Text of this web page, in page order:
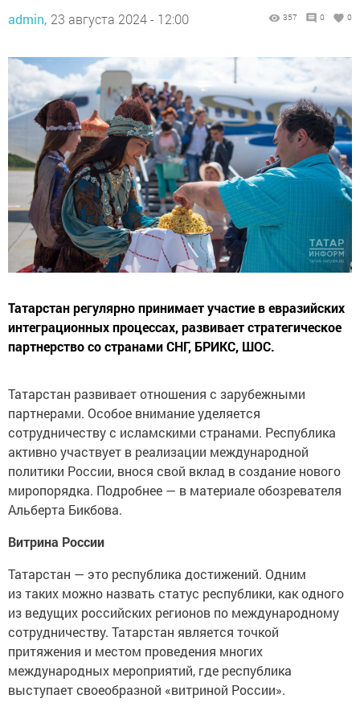
admin, 23 августа 2024 - 12:00 357 0 0
Татарстан регулярно принимает участие в евразийских
интеграционных процессах, развивает стратегическое
партнерство со странами СНГ, БРИКС, ШОС.
Татарстан развивает отношения с зарубежными
партнерами. Особое внимание уделяется
сотрудничеству с исламскими странами. Республика
активно участвует в реализации международной
политики России, внося свой вклад в создание нового
миропорядка. Подробнее — в материале обозревателя
Альберта Бикбова.
Витрина России
Татарстан — это республика достижений. Одним
из таких можно назвать статус республики, как одного
из ведущих российских регионов по международному
сотрудничеству. Татарстан является точкой
притяжения и местом проведения многих
международных мероприятий, где республика
выступает своеобразной «витриной России».